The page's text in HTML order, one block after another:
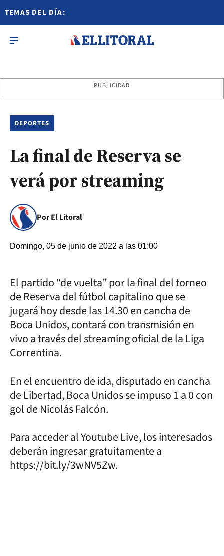
TEMAS DEL DÍA:
PUBLICIDAD
DEPORTES
La final de Reserva se
verá por streaming
Por El Litoral
Domingo, 05 de junio de 2022 a las 01:00
El partido “de vuelta” por la final del torneo
de Reserva del fútbol capitalino que se
jugará hoy desde las 14.30 en cancha de
Boca Unidos, contará con transmisión en
vivo a través del streaming oficial de la Liga
Correntina.
En el encuentro de ida, disputado en cancha
de Libertad, Boca Unidos se impuso 1 a 0 con
gol de Nicolás Falcón.
Para acceder al Youtube Live, los interesados
deberán ingresar gratuitamente a
https://bit.ly/3wNV5Zw.